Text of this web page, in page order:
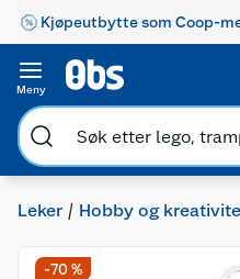
Kjøpeutbytte som Coop-
Meny
Leker Hobby og
-70 %